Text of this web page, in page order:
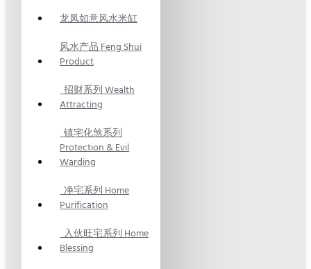
龙凤如意风水米缸
风水产品 Feng Shui
Product
招财系列 Wealth
Attracting
镇宅化煞系列
Protection & Evil
Warding
净宅系列 Home
Purification
入伙旺宅系列 Home
Blessing